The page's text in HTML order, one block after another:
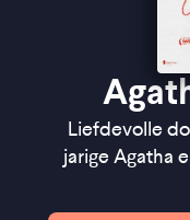
Liefdevolle
jarige Agatha